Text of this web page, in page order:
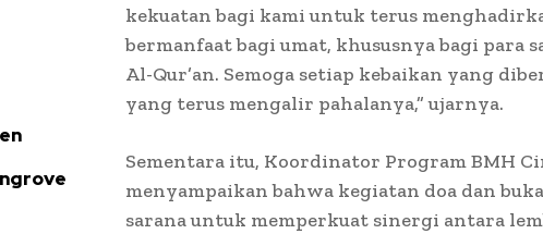
kekuatan bagi kami untuk terus
bermanfaat bagi umat, khususnya bagi para
Al-Qur’an. Semoga setiap kebaikan yang
yang terus mengalir pahalanya,” ujarnya.
Sementara itu, Koordinator Program BMH
menyampaikan bahwa kegiatan doa dan
sarana untuk memperkuat sinergi antara